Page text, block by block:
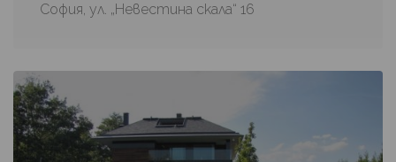
София, ул. „Невестина скала“ 16